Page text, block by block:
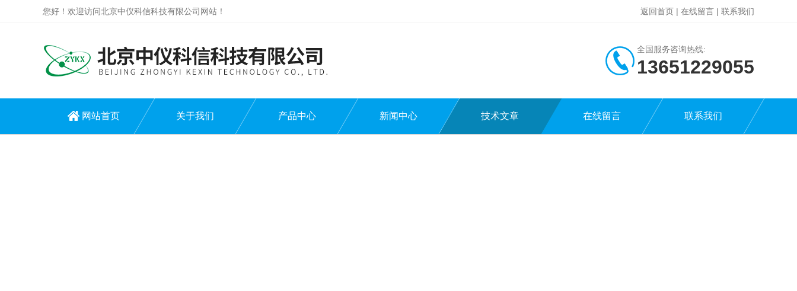
您好！欢迎访问北京中仪科信科技有限公司网站！ 返回首页 | 在线留言 | 联系我们
全国服务咨询热线:
13651229055
网站首页 关于我们 产品中心 新闻中心 技术文章 在线留言 联系我们